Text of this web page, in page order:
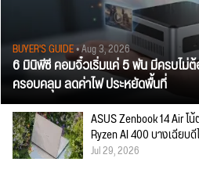
BUYER'S GUIDE• Aug 3, 2026
6 มินิพีซี คอมจิ๋วเริ่มแค่ 5 พัน มีครบไม่
ครอบคลุม ลดค่าไฟ ประหยัดพื้นที่
ASUS Zenbook 14 Air
Ryzen AI 400 บางเฉียบ
Jul 29, 2026